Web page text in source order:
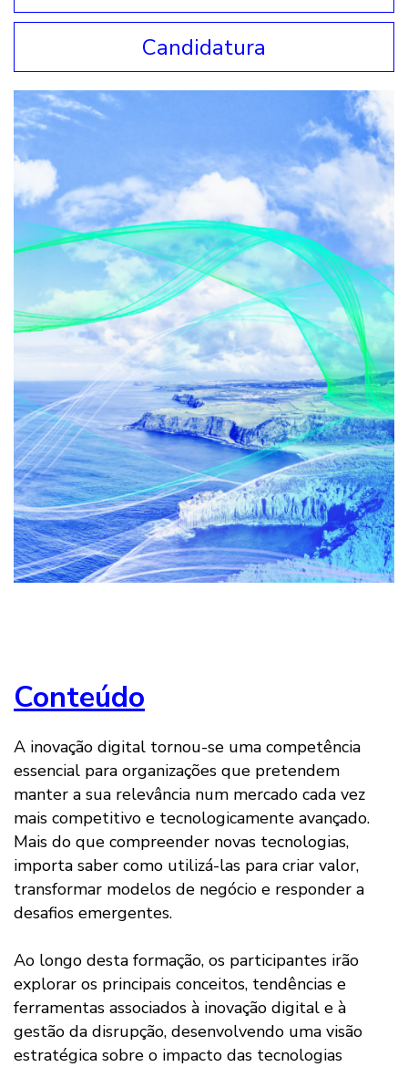
Candidatura
Conteúdo
A inovação digital tornou-se uma competência
essencial para organizações que pretendem
manter a sua relevância num mercado cada vez
mais competitivo e tecnologicamente avançado.
Mais do que compreender novas tecnologias,
importa saber como utilizá-las para criar valor,
transformar modelos de negócio e responder a
desafios emergentes.
Ao longo desta formação, os participantes irão
explorar os principais conceitos, tendências e
ferramentas associados à inovação digital e à
gestão da disrupção, desenvolvendo uma visão
estratégica sobre o impacto das tecnologias